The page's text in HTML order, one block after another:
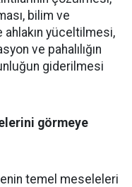
bilim ve
yüceltilmesi,
ve pahalılığın
giderilmesi
görmeye
temel meseleleri